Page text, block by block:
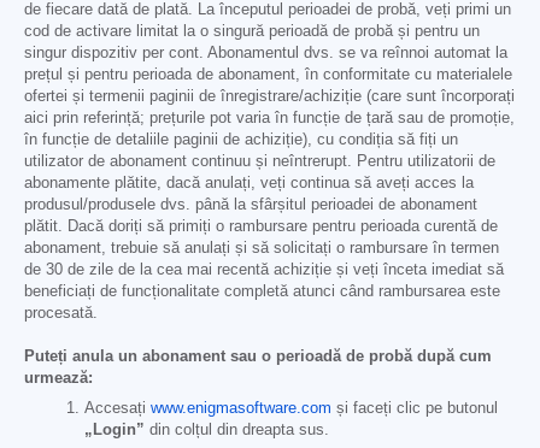
de fiecare dată de plată. La începutul perioadei de probă, veți primi un
cod de activare limitat la o singură perioadă de probă și pentru un
singur dispozitiv per cont. Abonamentul dvs. se va reînnoi automat la
prețul și pentru perioada de abonament, în conformitate cu materialele
ofertei și termenii paginii de înregistrare/achiziție (care sunt încorporați
aici prin referință; prețurile pot varia în funcție de țară sau de promoție,
în funcție de detaliile paginii de achiziție), cu condiția să fiți un
utilizator de abonament continuu și neîntrerupt. Pentru utilizatorii de
abonamente plătite, dacă anulați, veți continua să aveți acces la
produsul/produsele dvs. până la sfârșitul perioadei de abonament
plătit. Dacă doriți să primiți o rambursare pentru perioada curentă de
abonament, trebuie să anulați și să solicitați o rambursare în termen
de 30 de zile de la cea mai recentă achiziție și veți înceta imediat să
beneficiați de funcționalitate completă atunci când rambursarea este
procesată.
Puteți anula un abonament sau o perioadă de probă după cum
urmează:
Accesați www.enigmasoftware.com și faceți clic pe butonul
„Login” din colțul din dreapta sus.